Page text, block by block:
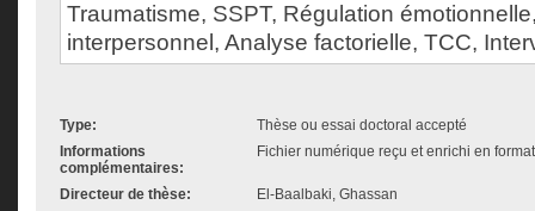
Traumatisme, SSPT, Régulation
interpersonnel, Analyse factorielle, TCC,
Type:
Thèse ou essai doctoral accepté
Informations
complémentaires:
Fichier numérique reçu et enrichi en
Directeur de thèse: El-Baalbaki, Ghassan